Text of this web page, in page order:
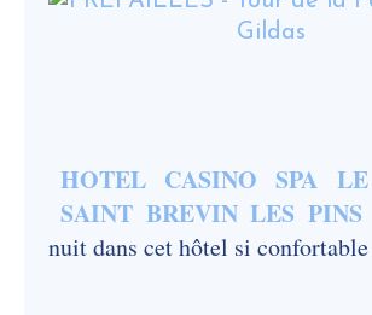
HOTEL CASINO SPA
SAINT BREVIN LES PINS
nuit dans cet hôtel si confortable